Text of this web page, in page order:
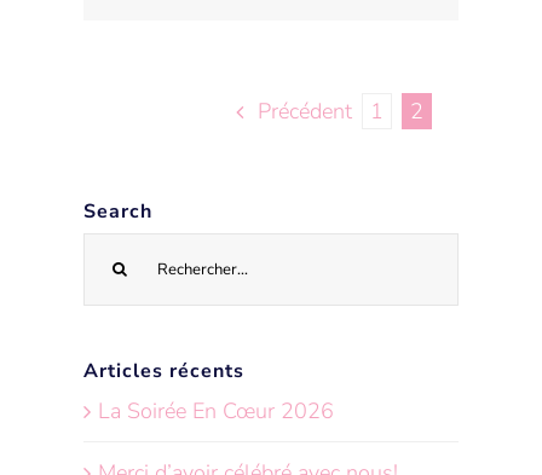
Précédent 1 2
Search
site
Articles récents
La Soirée En Cœur 2026